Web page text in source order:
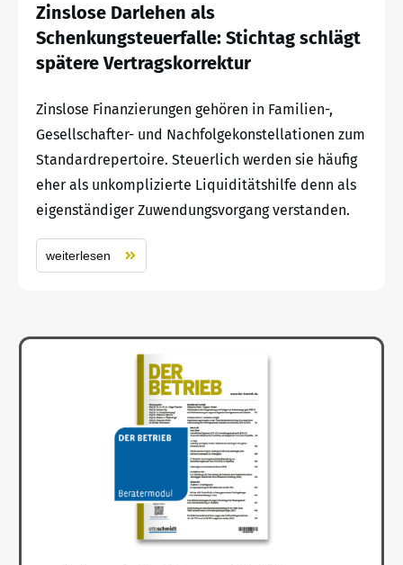
Zinslose Darlehen als
Schenkungsteuerfalle: Stichtag schlägt
spätere Vertragskorrektur
Zinslose Finanzierungen gehören in Familien-,
Gesellschafter- und Nachfolgekonstellationen zum
Standardrepertoire. Steuerlich werden sie häufig
eher als unkomplizierte Liquiditätshilfe denn als
eigenständiger Zuwendungsvorgang verstanden.
weiterlesen